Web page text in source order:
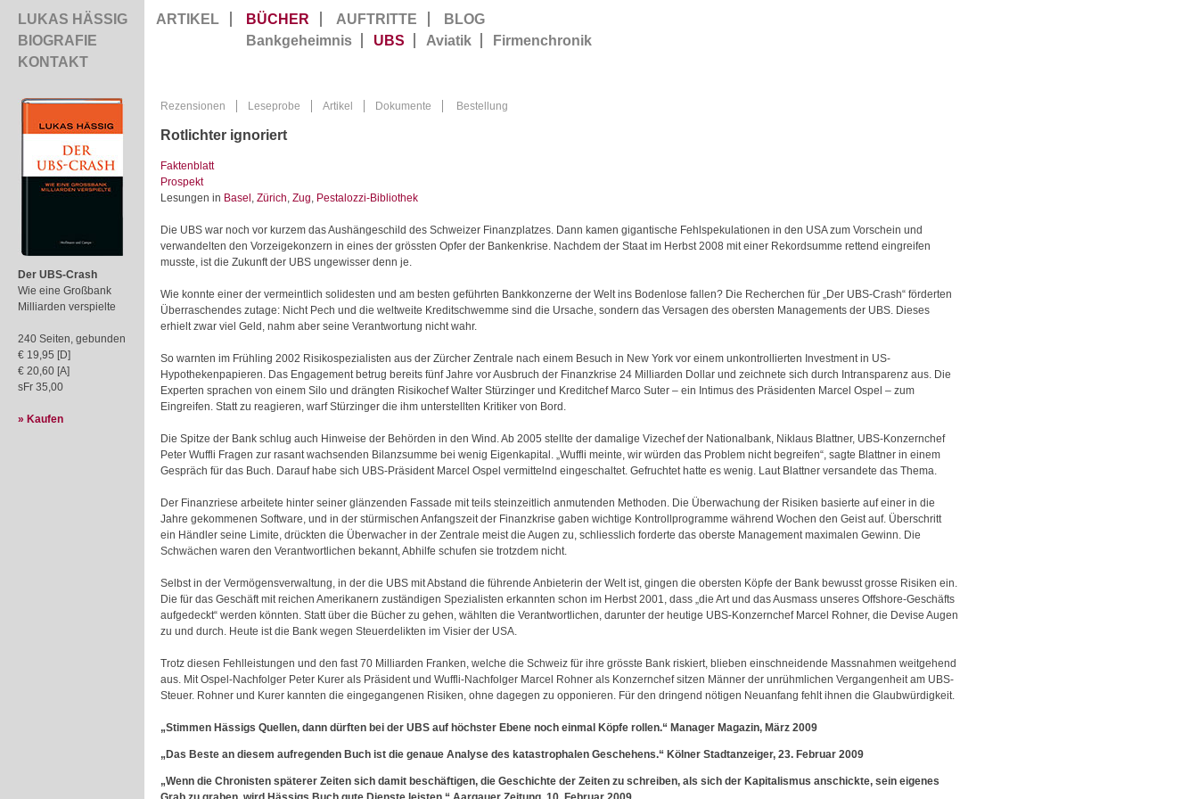
LUKAS HÄSSIG
BIOGRAFIE
KONTAKT
ARTIKEL BÜCHER AUFTRITTE
BLOG
Bankgeheimnis
UBS Aviatik Firmenchronik
Der UBS-Crash
Wie eine Großbank
Milliarden verspielte
240 Seiten, gebunden
€ 19,95 [D]
€ 20,60 [A]
sFr 35,00
» Kaufen
Rezensionen Leseprobe Artikel Dokumente Bestellung
Rotlichter ignoriert
Faktenblatt
Prospekt
Lesungen in Basel , Zürich, Zug, Pestalozzi-Bibliothek
Die UBS war noch vor kurzem das Aushängeschild des Schweizer Finanzplatzes. Dann kamen gigantische Fehlspekulationen in den USA zum Vorschein und
verwandelten den Vorzeigekonzern in eines der grössten Opfer der Bankenkrise. Nachdem der Staat im Herbst 2008 mit einer Rekordsumme rettend eingreifen
musste, ist die Zukunft der UBS ungewisser denn je.
Wie konnte einer der vermeintlich solidesten und am besten geführten Bankkonzerne der Welt ins Bodenlose fallen? Die Recherchen für „Der UBS-Crash“ förderten
Überraschendes zutage: Nicht Pech und die weltweite Kreditschwemme sind die Ursache, sondern das Versagen des obersten Managements der UBS. Dieses
erhielt zwar viel Geld, nahm aber seine Verantwortung nicht wahr.
So warnten im Frühling 2002 Risikospezialisten aus der Zürcher Zentrale nach einem Besuch in New York vor einem unkontrollierten Investment in US-
Hypothekenpapieren. Das Engagement betrug bereits fünf Jahre vor Ausbruch der Finanzkrise 24 Milliarden Dollar und zeichnete sich durch Intransparenz aus. Die
Experten sprachen von einem Silo und drängten Risikochef Walter Stürzinger und Kreditchef Marco Suter – ein Intimus des Präsidenten Marcel Ospel – zum
Eingreifen. Statt zu reagieren, warf Stürzinger die ihm unterstellten Kritiker von Bord.
Die Spitze der Bank schlug auch Hinweise der Behörden in den Wind. Ab 2005 stellte der damalige Vizechef der Nationalbank, Niklaus Blattner, UBS-Konzernchef
Peter Wuffli Fragen zur rasant wachsenden Bilanzsumme bei wenig Eigenkapital. „Wuffli meinte, wir würden das Problem nicht begreifen“, sagte Blattner in einem
Gespräch für das Buch. Darauf habe sich UBS-Präsident Marcel Ospel vermittelnd eingeschaltet. Gefruchtet hatte es wenig. Laut Blattner versandete das Thema.
Der Finanzriese arbeitete hinter seiner glänzenden Fassade mit teils steinzeitlich anmutenden Methoden. Die Überwachung der Risiken basierte auf einer in die
Jahre gekommenen Software, und in der stürmischen Anfangszeit der Finanzkrise gaben wichtige Kontrollprogramme während Wochen den Geist auf. Überschritt
ein Händler seine Limite, drückten die Überwacher in der Zentrale meist die Augen zu, schliesslich forderte das oberste Management maximalen Gewinn. Die
Schwächen waren den Verantwortlichen bekannt, Abhilfe schufen sie trotzdem nicht.
Selbst in der Vermögensverwaltung, in der die UBS mit Abstand die führende Anbieterin der Welt ist, gingen die obersten Köpfe der Bank bewusst grosse Risiken ein.
Die für das Geschäft mit reichen Amerikanern zuständigen Spezialisten erkannten schon im Herbst 2001, dass „die Art und das Ausmass unseres Offshore-Geschäfts
aufgedeckt“ werden könnten. Statt über die Bücher zu gehen, wählten die Verantwortlichen, darunter der heutige UBS-Konzernchef Marcel Rohner, die Devise Augen
zu und durch. Heute ist die Bank wegen Steuerdelikten im Visier der USA.
Trotz diesen Fehlleistungen und den fast 70 Milliarden Franken, welche die Schweiz für ihre grösste Bank riskiert, blieben einschneidende Massnahmen weitgehend
aus. Mit Ospel-Nachfolger Peter Kurer als Präsident und Wuffli-Nachfolger Marcel Rohner als Konzernchef sitzen Männer der unrühmlichen Vergangenheit am UBS-
Steuer. Rohner und Kurer kannten die eingegangenen Risiken, ohne dagegen zu opponieren. Für den dringend nötigen Neuanfang fehlt ihnen die Glaubwürdigkeit.
„Stimmen Hässigs Quellen, dann dürften bei der UBS auf höchster Ebene noch einmal Köpfe rollen.“ Manager Magazin, März 2009
„Das Beste an diesem aufregenden Buch ist die genaue Analyse des katastrophalen Geschehens.“ Kölner Stadtanzeiger, 23. Februar 2009
„Wenn die Chronisten späterer Zeiten sich damit beschäftigen, die Geschichte der Zeiten zu schreiben, als sich der Kapitalismus anschickte, sein eigenes